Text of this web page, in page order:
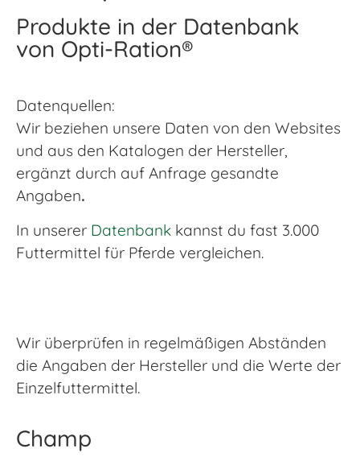
Produkte in der Datenbank
von Opti-Ration®
Datenquellen:
Wir beziehen unsere Daten von den Websites
und aus den Katalogen der Hersteller,
ergänzt durch auf Anfrage gesandte
Angaben.
In unserer Datenbank kannst du fast 3.000
Futtermittel für Pferde vergleichen.
Wir überprüfen in regelmäßigen Abständen
die Angaben der Hersteller und die Werte der
Einzelfuttermittel.
Champ